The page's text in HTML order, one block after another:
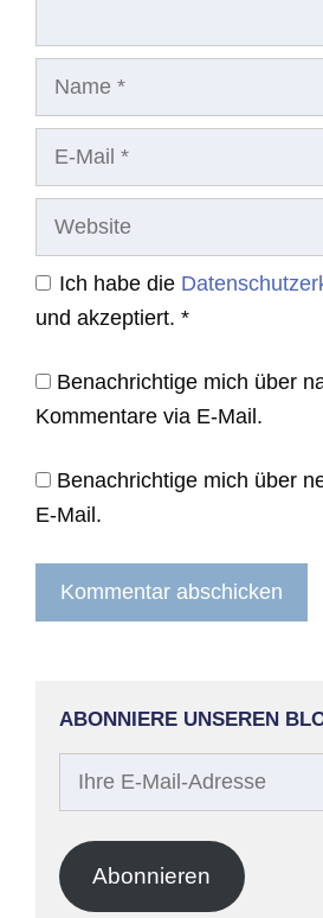
Ich habe die
und akzeptiert. *
Benachrichtige mich über
Kommentare via E-Mail.
Benachrichtige mich über
E-Mail.
ABONNIERE UNSEREN
Adresse
Abonnieren